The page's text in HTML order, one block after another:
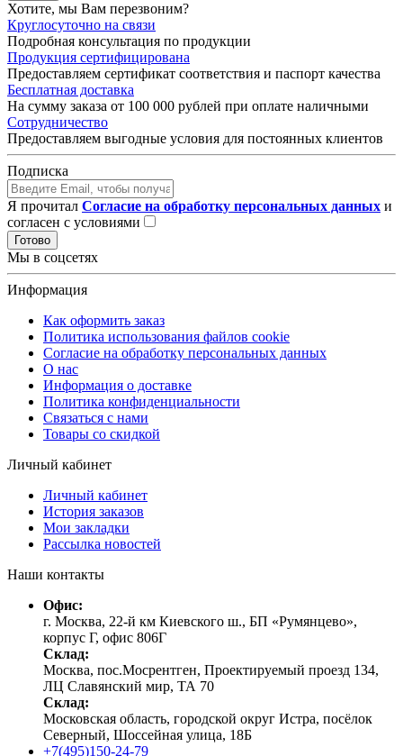
Хотите, мы Вам перезвоним?
Круглосуточно на связи
Подробная консультация по продукции
Продукция сертифицирована
Предоставляем сертификат соответствия и паспорт качества
Бесплатная доставка
На сумму заказа от 100 000 рублей при оплате наличными
Сотрудничество
Предоставляем выгодные условия для постоянных клиентов
Подписка
Я прочитал Согласие на обработку персональных данных и
согласен с условиями
Готово
Мы в соцсетях
Информация
Как оформить заказ
Политика использования файлов cookie
Согласие на обработку персональных данных
О нас
Информация о доставке
Политика конфиденциальности
Связаться с нами
Товары со скидкой
Личный кабинет
Личный кабинет
История заказов
Мои закладки
Рассылка новостей
Наши контакты
Офис:
г. Москва, 22-й км Киевского ш., БП «Румянцево»,
корпус Г, офис 806Г
Склад:
Москва, пос.Мосрентген, Проектируемый проезд 134,
ЛЦ Славянский мир, ТА 70
Склад:
Московская область, городской округ Истра, посёлок
Северный, Шоссейная улица, 18Б
+7(495)150-24-79